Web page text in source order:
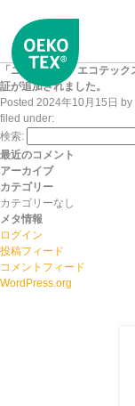
「ニッセンケン エコテッ
証が追加されました。
Posted 2024年10月15日 by
filed under:
検索:
最近のコメント
アーカイブ
カテゴリー
カテゴリーなし
メタ情報
ログイン
投稿フィード
コメントフィード
WordPress.org